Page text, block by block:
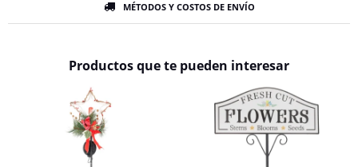
MÉTODOS Y COSTOS DE ENVÍO
Productos que te pueden interesar